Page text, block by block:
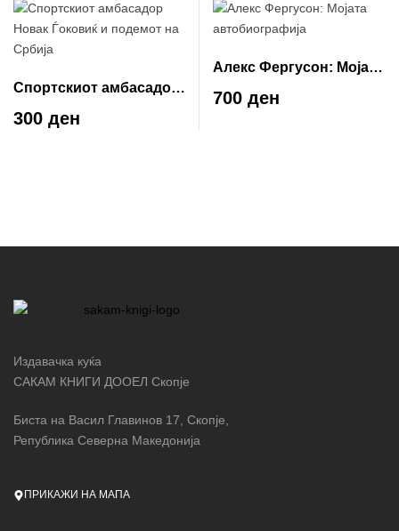
Спортскиот амбасадор
Новак Ѓоковиќ и
подемот на Србија
300 ден
Алекс Фергусон: Мојата
автобиографија
700 ден
Издавачка куќа
САКАМ КНИГИ ДООЕЛ Скопје
Биста на Васил Главинов 17, Скопје,
Република Северна Македонија
ПРИКАЖИ НА МАПА